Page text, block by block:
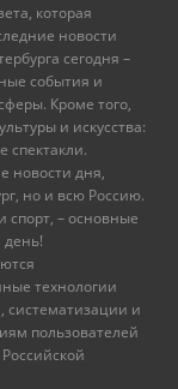
которая
новости
сегодня –
события и
Кроме того,
и искусства:
спектакли.
новости дня,
но и всю Россию.
спорт, – основные
день!
технологии
систематизации и
пользователей